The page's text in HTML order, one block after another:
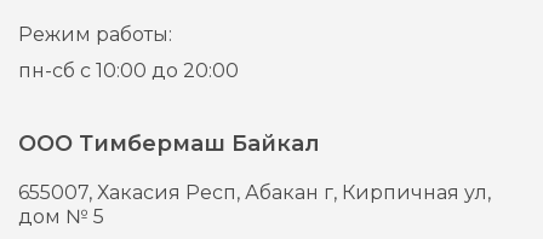
Режим работы:
пн-сб с 10:00 до 20:00
ООО Тимбермаш Байкал
655007,Хакасия Респ, Абакан г, Кирпичная ул,
дом № 5